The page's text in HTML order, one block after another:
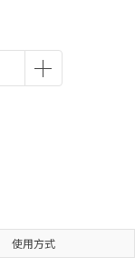
使用方式